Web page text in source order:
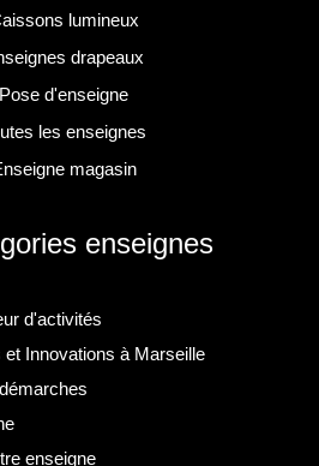
lumineux
drapeaux
Pose d'enseigne
les enseignes
magasin
enseignes
d'activités
et Innovations à Marseille
enseigne